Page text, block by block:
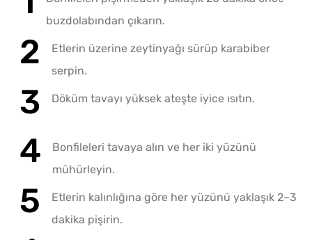
buzdolabından çıkarın.
Etlerin üzerine zeytinyağı sürüp karabiber
serpin.
Döküm tavayı yüksek ateşte iyice ısıtın.
Bonfileleri tavaya alın ve her iki yüzünü
mühürleyin.
Etlerin kalınlığına göre her yüzünü yaklaşık 2–3
dakika pişirin.